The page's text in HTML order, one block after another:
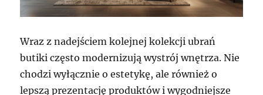
Wraz z nadejściem kolejnej kolekcji ubrań
butiki często modernizują wystrój wnętrza. Nie
chodzi wyłącznie o estetykę, ale również o
lepszą prezentację produktów i wygodniejsze